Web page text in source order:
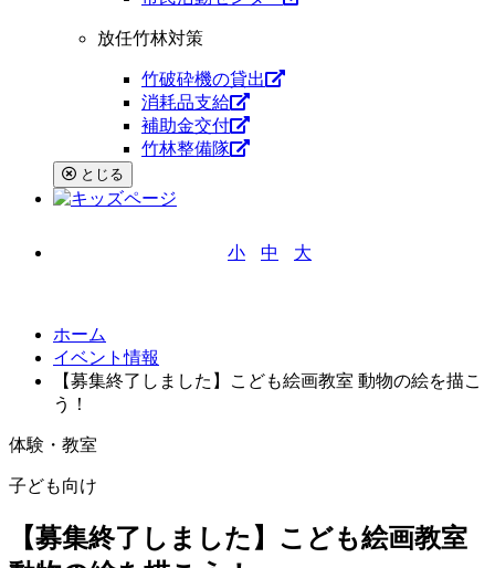
放任竹林対策
竹破砕機の貸出
消耗品支給
補助金交付
竹林整備隊
とじる
小 中 大
ホーム
イベント情報
【募集終了しました】こども絵画教室 動物の絵を描こ
う！
体験・教室
子ども向け
【募集終了しました】こども絵画教室